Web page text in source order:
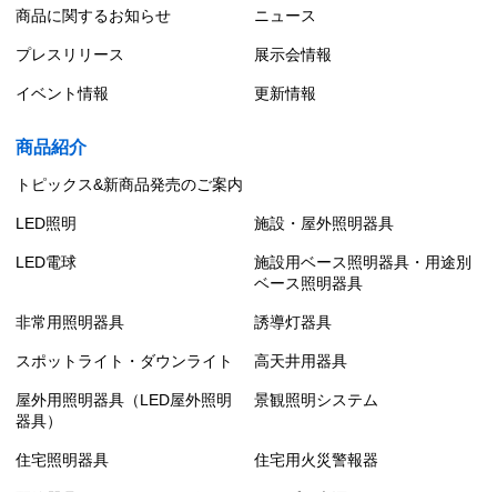
商品に関するお知らせ ニュース
プレスリリース 展示会情報
イベント情報 更新情報
商品紹介
トピックス&新商品発売のご案内
LED照明 施設・屋外照明器具
LED電球
施設用ベース照明器具・用途別
ベース照明器具
非常用照明器具 誘導灯器具
スポットライト・ダウンライト 高天井用器具
屋外用照明器具（LED屋外照明
器具）
景観照明システム
住宅照明器具 住宅用火災警報器